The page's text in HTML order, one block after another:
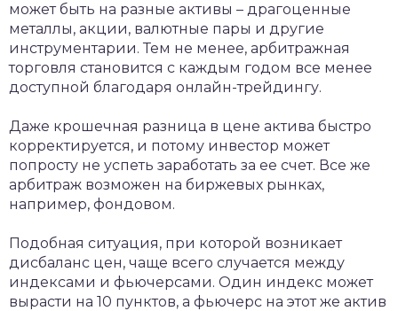
может быть на разные активы – драгоценные
металлы, акции, валютные пары и другие
инструментарии. Тем не менее, арбитражная
торговля становится с каждым годом все менее
доступной благодаря онлайн-трейдингу.
Даже крошечная разница в цене актива быстро
корректируется, и потому инвестор может
попросту не успеть заработать за ее счет. Все же
арбитраж возможен на биржевых рынках,
например, фондовом.
Подобная ситуация, при которой возникает
дисбаланс цен, чаще всего случается между
индексами и фьючерсами. Один индекс может
вырасти на 10 пунктов, а фьючерс на этот же актив